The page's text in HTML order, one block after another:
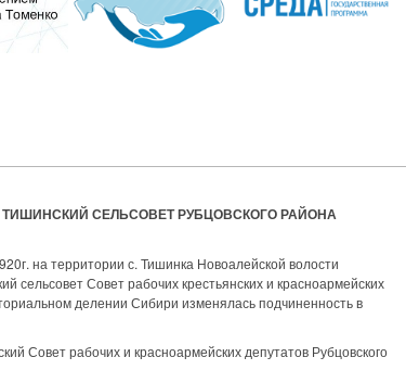
СЕЛЬСОВЕТ РУБЦОВСКОГО РАЙОНА
территории с. Тишинка Новоалейской волости
сельсовет Совет рабочих крестьянских и красноармейских
делении Сибири изменялась подчиненность в
Совет рабочих и красноармейских депутатов Рубцовского